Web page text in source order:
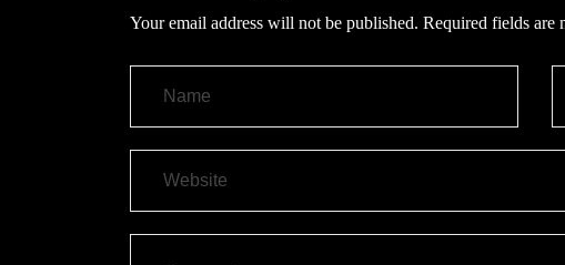
Your email address will not be published. Required fields are